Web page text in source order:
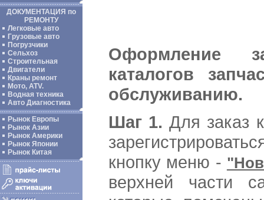
ДОКУМЕНТАЦИЯ по
РЕМОНТУ
Легковые авто
Грузовые авто
Погрузчики
Сельхоз
Строительная
Двигатели
Краны ремонт
Мото, ATV.
Водная техника
Авто Диагностика
Рынок Европы
Рынок Азии
Рынок Америки
Рынок Японии
Рынок Китая
Оформление
каталогов
обслуживанию.
Шаг 1. Для заказ
кнопку меню -
верхней части